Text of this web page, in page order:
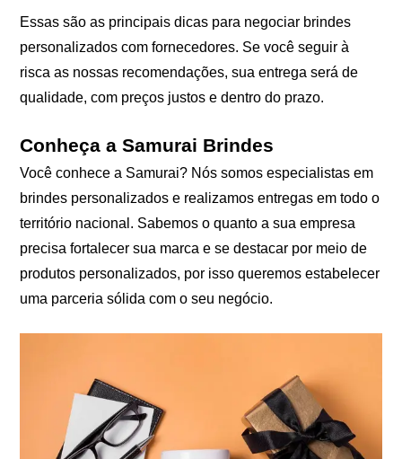
Essas são as principais dicas para negociar brindes
personalizados com fornecedores. Se você seguir à
risca as nossas recomendações, sua entrega será de
qualidade, com preços justos e dentro do prazo.
Conheça a Samurai Brindes
Você conhece a Samurai? Nós somos especialistas em
brindes personalizados e realizamos entregas em todo o
território nacional. Sabemos o quanto a sua empresa
precisa fortalecer sua marca e se destacar por meio de
produtos personalizados, por isso queremos estabelecer
uma parceria sólida com o seu negócio.